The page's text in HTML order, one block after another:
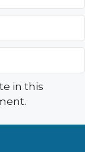
in this